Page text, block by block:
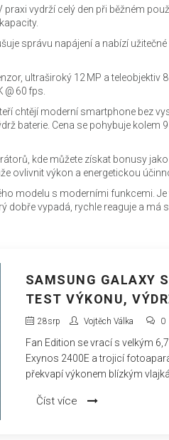
vydrží celý den při běžném
správu napájení a nabízí
ultraširoký 12 MP a teleobjektiv
60 fps.
chtějí moderní smartphone bez
baterie. Cena se pohybuje kolem
kde můžete získat bonusy
ovlivnit výkon a energetickou
modelu s moderními funkcemi.
dobře vypadá, rychle reaguje a má
SAMSUNG GALAXY
TEST VÝKONU,
28srp Vojtěch Válka 0
Fan Edition se vrací s velkým
Exynos 2400E a trojicí
překvapí výkonem blízkým
Kompromisy? Tlustší rámečky
Číst více